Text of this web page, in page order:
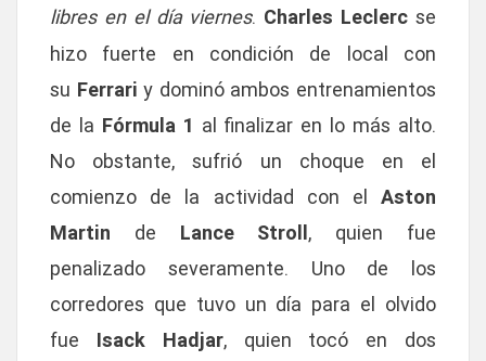
libres en el día viernes. Charles Leclerc se
hizo fuerte en condición de local con
su Ferrari y dominó ambos entrenamientos
de la Fórmula 1 al finalizar en lo más alto.
No obstante, sufrió un choque en el
comienzo de la actividad con el Aston
Martin
de Lance Stroll, quien fue
penalizado severamente. Uno de los
corredores que tuvo un día para el olvido
fue
Isack Hadjar, quien tocó en dos